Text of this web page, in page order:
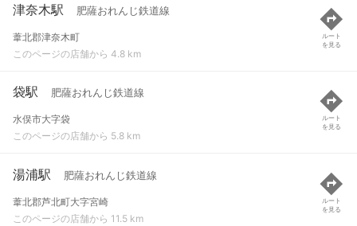
津奈木駅 肥薩おれんじ鉄道線
葦北郡津奈木町
このページの店舗から 4.8 km
ルート
を見る
袋駅 肥薩おれんじ鉄道線
水俣市大字袋
このページの店舗から 5.8 km
ルート
を見る
湯浦駅 肥薩おれんじ鉄道線
葦北郡芦北町大字宮崎
このページの店舗から 11.5 km
ルート
を見る